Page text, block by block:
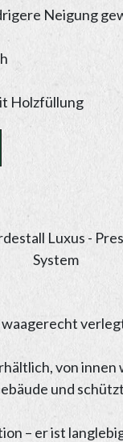
Neigung
Holzfüllung
von
und
– er ist